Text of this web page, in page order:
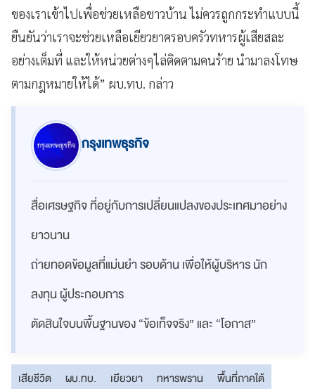
ของเราเข้าไปเพื่อช่วยเหลือชาวบ้าน ไม่ควรถูกกระทำแบบนี้
ยืนยันว่าเราจะช่วยเหลือเยียวยาครอบครัวทหารผู้เสียสละ
อย่างเต็มที่ และให้หน่วยต่างๆไล่ติดตามคนร้าย นำมาลงโทษ
ตามกฎหมายให้ได้” ผบ.ทบ. กล่าว
กรุงเทพธุรกิจ
สื่อเศรษฐกิจ ที่อยู่กับการเปลี่ยนแปลงของประเทศมาอย่าง
ยาวนาน
ถ่ายทอดข้อมูลที่แม่นยำ รอบด้าน เพื่อให้ผู้บริหาร นัก
ลงทุน ผู้ประกอบการ
ตัดสินใจบนพื้นฐานของ “ข้อเท็จจริง” และ “โอกาส”
เสียชีวิต ผบ.ทบ. เยียวยา ทหารพราน
พื้นที่ภาคใต้